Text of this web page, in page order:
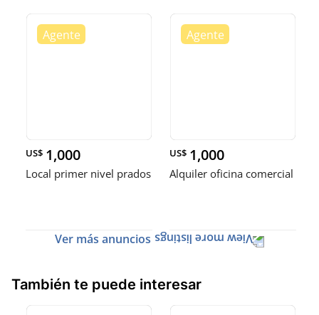
US$ 1,000
Local primer nivel prados
US$ 1,000
Alquiler oficina comercial
Ver más anuncios
También te puede interesar